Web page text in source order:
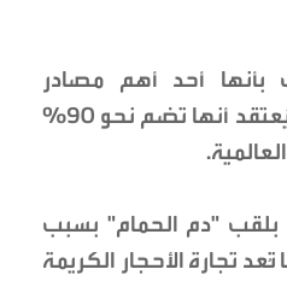
أحد أهم مصادر
الياقوت في العالم، إذ يُعتقد أنها تضم نحو 90%
بلقب "دم الحمام" بسبب
تجارة الأحجار الكريمة